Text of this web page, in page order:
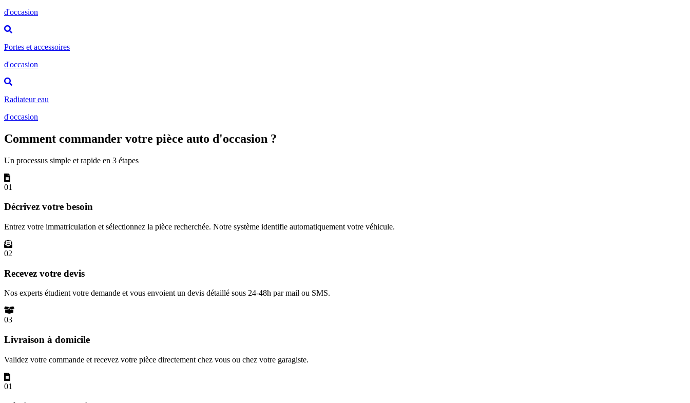
d'occasion
Portes et accessoires
d'occasion
Radiateur eau
d'occasion
Comment commander votre pièce auto d'occasion ?
Un processus simple et rapide en 3 étapes
01
Décrivez votre besoin
Entrez votre immatriculation et sélectionnez la pièce recherchée. Notre système identifie automatiquement votre véhicule.
02
Recevez votre devis
Nos experts étudient votre demande et vous envoient un devis détaillé sous 24-48h par mail ou SMS.
03
Livraison à domicile
Validez votre commande et recevez votre pièce directement chez vous ou chez votre garagiste.
01